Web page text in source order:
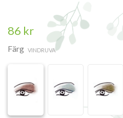
86 kr
Färg VINDRUVA